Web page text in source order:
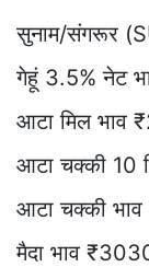
सुनाम/संगरूर
गेहूं 3.5% नेट
आटा मिल भाव
आटा चक्की 10
आटा चक्की
मैदा भाव